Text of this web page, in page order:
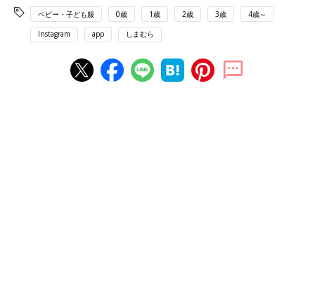
ベビー・子ども服 0歳 1歳 2歳 3歳 4歳～
Instagram app しまむら